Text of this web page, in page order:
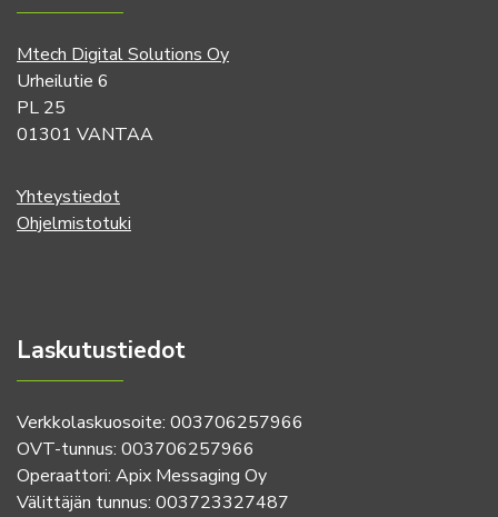
Mtech Digital Solutions Oy
Urheilutie 6
PL 25
01301 VANTAA
Yhteystiedot
Ohjelmistotuki
Laskutustiedot
Verkkolaskuosoite: 003706257966
OVT-tunnus: 003706257966
Operaattori: Apix Messaging Oy
Välittäjän tunnus: 003723327487